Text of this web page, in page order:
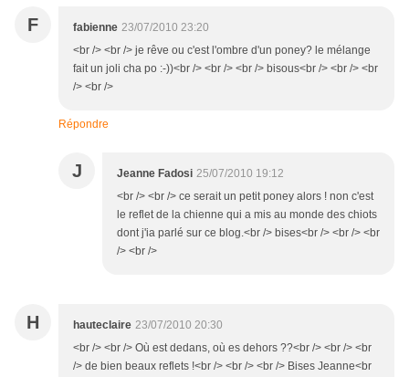
F fabienne 23/07/2010 23:20
<br /> <br /> je rêve ou c'est l'ombre d'un poney? le mélange
fait un joli cha po :-))<br /> <br /> <br /> bisous<br /> <br /> <br
/> <br />
Répondre
J Jeanne Fadosi 25/07/2010 19:12
<br /> <br /> ce serait un petit poney alors ! non c'est
le reflet de la chienne qui a mis au monde des chiots
dont j'ia parlé sur ce blog.<br /> bises<br /> <br /> <br
/> <br />
H hauteclaire 23/07/2010 20:30
<br /> <br /> Où est dedans, où es dehors ??<br /> <br /> <br
/> de bien beaux reflets !<br /> <br /> <br /> Bises Jeanne<br